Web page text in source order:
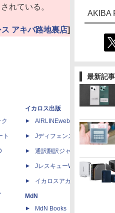
AKIBA
最新記事
れている。
ス アキバ路地裏店]
ト
イカロス出版
AIRLINEweb
Jディフェンスニュース
通訳翻訳ジャーナル
JレスキューWeb
イカロスアカデミー
MdN
MdN Books